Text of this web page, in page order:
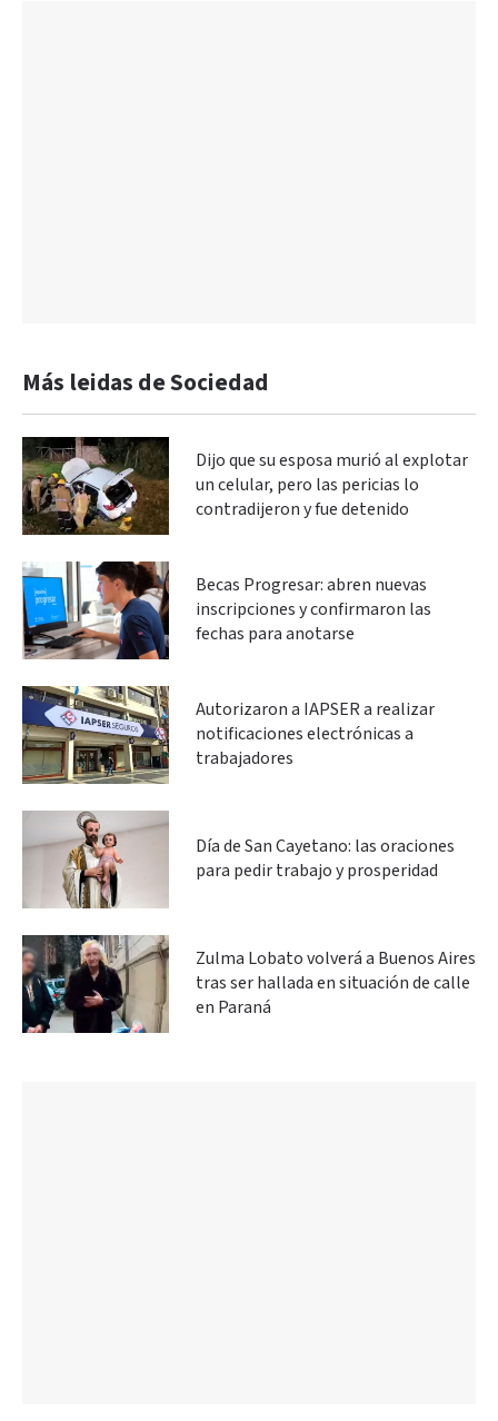
Más leidas de Sociedad
Dijo que su esposa murió al explotar
un celular, pero las pericias lo
contradijeron y fue detenido
Becas Progresar: abren nuevas
inscripciones y confirmaron las
fechas para anotarse
Autorizaron a IAPSER a realizar
notificaciones electrónicas a
trabajadores
Día de San Cayetano: las oraciones
para pedir trabajo y prosperidad
Zulma Lobato volverá a Buenos Aires
tras ser hallada en situación de calle
en Paraná